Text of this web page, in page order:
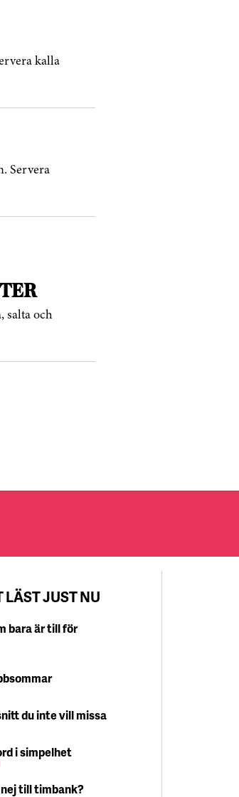
kalla
Servera
salta och
LÄST JUST NU
bara är till för
du inte vill missa
i simpelhet
nej till timbank?